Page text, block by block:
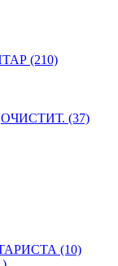
(210)
(37)
(10)